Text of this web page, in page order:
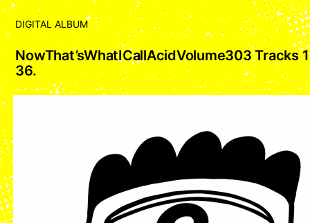
DIGITAL ALBUM
NowThat’sWhatICallAcidVolume303 Tracks
36.